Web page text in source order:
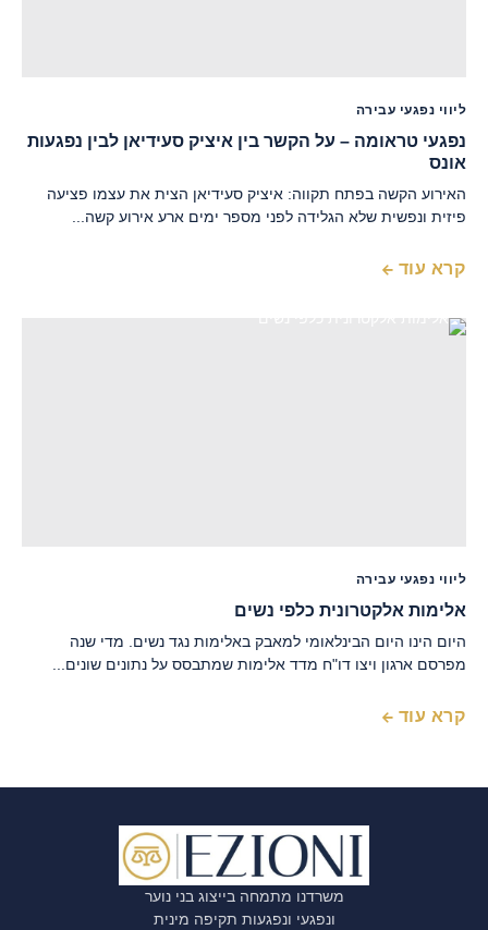
ליווי נפגעי עבירה
נפגעי טראומה – על הקשר בין איציק סעידיאן לבין נפגעות
אונס
האירוע הקשה בפתח תקווה: איציק סעידיאן הצית את עצמו פציעה
פיזית ונפשית שלא הגלידה לפני מספר ימים ארע אירוע קשה...
קרא עוד
ליווי נפגעי עבירה
אלימות אלקטרונית כלפי נשים
היום הינו היום הבינלאומי למאבק באלימות נגד נשים. מדי שנה
מפרסם ארגון ויצו דו"ח מדד אלימות שמתבסס על נתונים שונים...
קרא עוד
משרדנו מתמחה בייצוג בני נוער
ונפגעי ונפגעות תקיפה מינית